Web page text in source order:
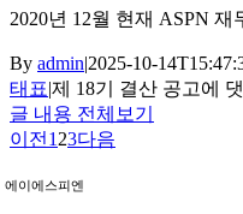
2020년 12월 현재 ASPN 재
By admin|2025-10-
태표|제 18기 결산 공고에
글 내용 전체보기
이전 1 23다음
에이에스피엔